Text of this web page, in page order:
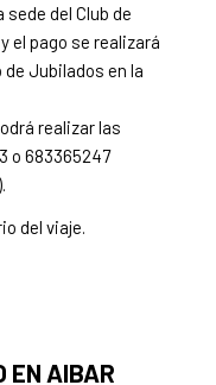
del Club de
el pago se realizará
de Jubilados en la
realizar las
o 683365247
del viaje.
EN AIBAR